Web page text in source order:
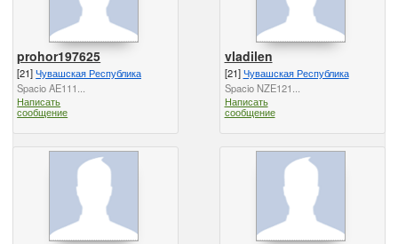
prohor197625
[21]Чувашская Республика
Spacio AE111...
Написать
сообщение
vladilen
[21]Чувашская Республика
Spacio NZE121...
Написать
сообщение